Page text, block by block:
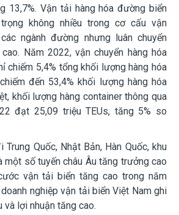
13,7%. Vận tải hàng hóa đường biển
không nhiều trong cơ cấu vận
ngành đường nhưng luân chuyển
Năm 2022, vận chuyển hàng hóa
chiếm 5,4% tổng khối lượng hàng hóa
đến 53,4% khối lượng hàng hóa
khối lượng hàng container thông qua
đạt 25,09 triệu TEUs, tăng 5% so
Quốc, Nhật Bản, Hàn Quốc, khu
một số tuyến châu Âu tăng trưởng cao
vận tải biển tăng cao trong năm
nghiệp vận tải biển Việt Nam ghi
và lợi nhuận tăng cao.